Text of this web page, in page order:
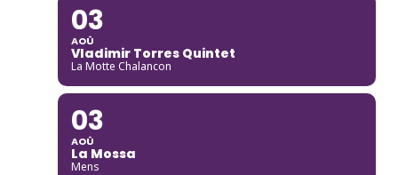
03
AOÛ
Vladimir Torres Quintet
La Motte Chalancon
03
AOÛ
La Mossa
Mens